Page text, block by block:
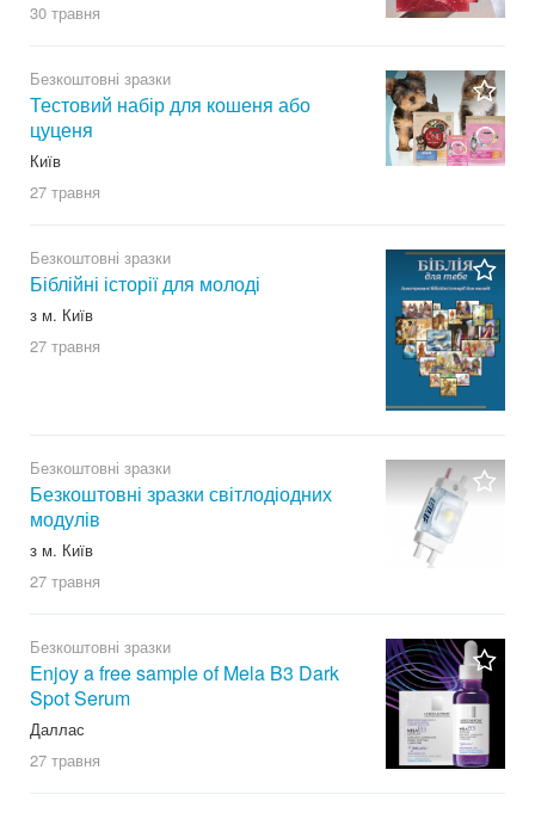
30 травня
Безкоштовні зразки
Тестовий набір для кошеня або
цуценя
Київ
27 травня
Безкоштовні зразки
Біблійні історії для молоді
з м. Київ
27 травня
Безкоштовні зразки
Безкоштовні зразки світлодіодних
модулів
з м. Київ
27 травня
Безкоштовні зразки
Enjoy a free sample of Mela B3 Dark
Spot Serum
Даллас
27 травня